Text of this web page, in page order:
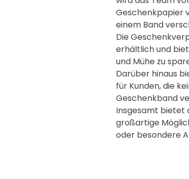
Geschenkpapier
einem Band
Die
erhältlich und
und Mühe zu
Darüber hinaus
für Kunden, die
Geschenkband
Insgesamt bietet
großartige
oder besondere